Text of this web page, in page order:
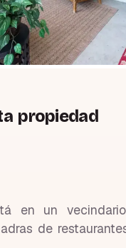
propiedad
en un
de